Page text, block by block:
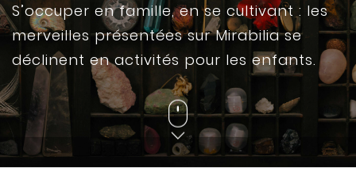
S’occuper en famille, en se cultivant : les
merveilles présentées sur Mirabilia se
déclinent en activités pour les enfants.